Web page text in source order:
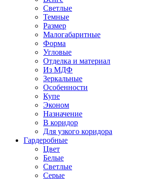
Светлые
Темные
Размер
Малогабаритные
Форма
Угловые
Отделка и материал
Из МДФ
Зеркальные
Особенности
Купе
Эконом
Назначение
В коридор
Для узкого коридора
Гардеробные
Цвет
Белые
Светлые
Серые